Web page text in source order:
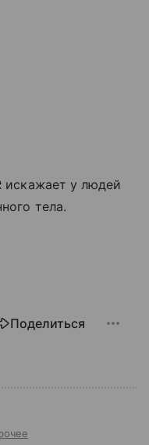
искажает у людей
тела.
Поделиться